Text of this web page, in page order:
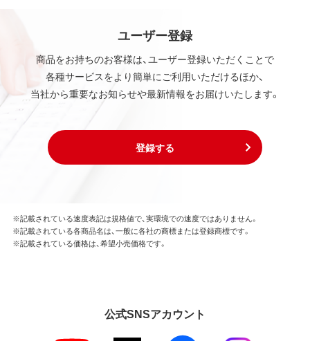
ユーザー登録
商品をお持ちのお客様は、ユーザー登録いただくことで
各種サービスをより簡単にご利用いただけるほか、
当社から重要なお知らせや最新情報をお届けいたします。
登録する
※記載されている速度表記は規格値で、実環境での速度ではありません。
※記載されている各商品名は、一般に各社の商標または登録商標です。
※記載されている価格は、希望小売価格です。
公式SNSアカウント